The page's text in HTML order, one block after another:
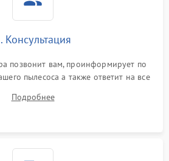
Консультация
позвонит вам, проинформирует по
пылесоса а также ответит на все
Подробнее